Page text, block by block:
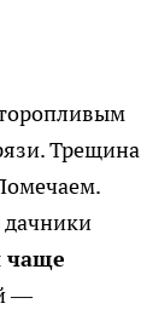
Трещина
дачники
чаще
—